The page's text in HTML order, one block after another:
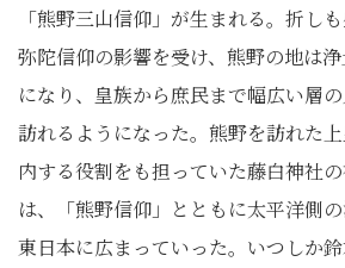
「熊野三山信仰」が生まれる。折し
弥陀信仰の影響を受け、熊野の地は
になり、皇族から庶民まで幅広い層
訪れるようになった。熊野を訪れた
内する役割をも担っていた藤白神社
は、「熊野信仰」とともに太平洋側の
東日本に広まっていった。いつしか